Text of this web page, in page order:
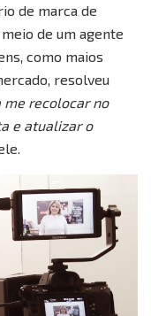
de marca de
de um agente
como maios
resolveu
me recolocar no
e atualizar o